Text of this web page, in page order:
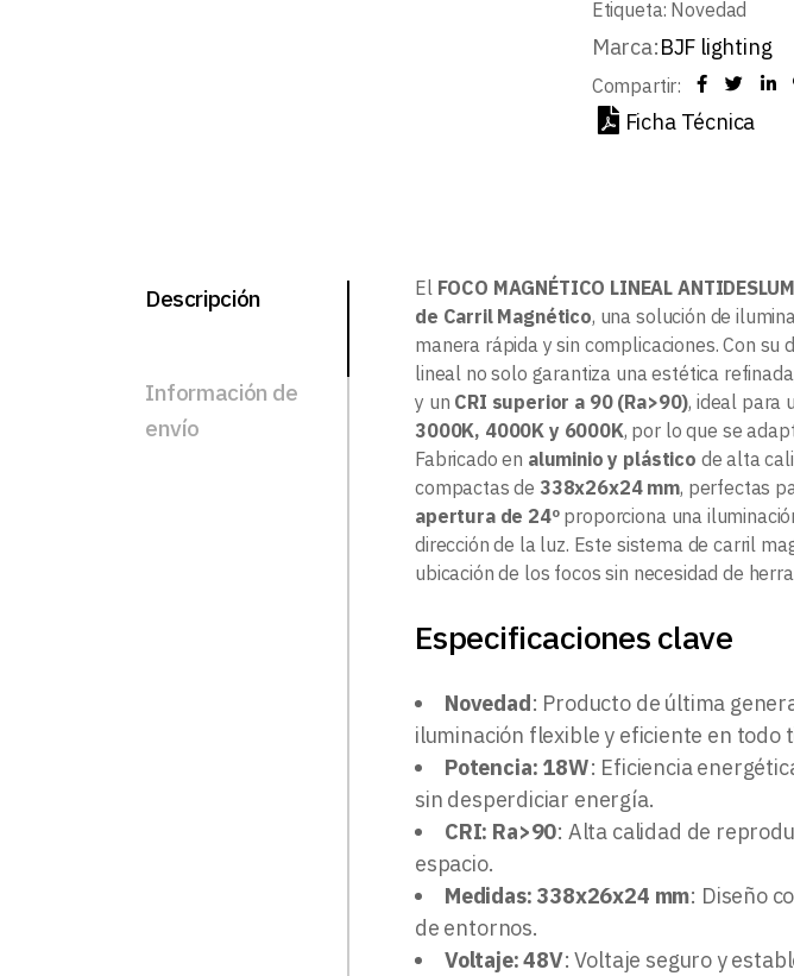
Etiqueta: Novedad
Marca:BJF lighting
Compartir:
Ficha Técnica
Descripción
Información de
envío
El FOCO MAGNÉTICO LINEAL
de Carril Magnético, una solución de
manera rápida y sin complicaciones. Con su
lineal no solo garantiza una estética
y un CRI superior a 90 (Ra>90), ideal para
3000K, 4000K y 6000K, por lo que se
Fabricado en aluminio y plástico de alta
compactas de 338x26x24 mm, perfectas
apertura de 24ºproporciona una
dirección de la luz. Este sistema de carril
ubicación de los focos sin necesidad de
Especificaciones clave
Novedad: Producto de última
iluminación flexible y eficiente en todo
Potencia: 18W: Eficiencia
sin desperdiciar energía.
CRI: Ra>90: Alta calidad de
espacio.
Medidas: 338x26x24 mm: Diseño
de entornos.
Voltaje: 48V: Voltaje seguro y